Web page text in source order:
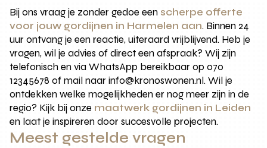
Bij ons vraag je zonder gedoe eenscherpe offerte
voor jouw gordijnen in Harmelen aan. Binnen 24
uur ontvang je een reactie, uiteraard vrijblijvend. Heb je
vragen, wil je advies of direct een afspraak? Wij zijn
telefonisch en via WhatsApp bereikbaar op 070
12345678 of mail naar info@kronoswonen.nl. Wil je
ontdekken welke mogelijkheden er nog meer zijn in de
regio? Kijk bij onze maatwerk gordijnen in Leiden
en laat je inspireren door succesvolle projecten.
Meest gestelde vragen